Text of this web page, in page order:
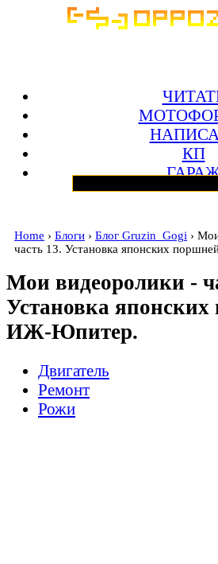
КП
Home › Блоги › Блог Gruzin_Gogi ›
часть 13. Установка японских
Мои видеоролики -
Установка
ИЖ-Юпитер.
Двигатель
Ремонт
Рожи